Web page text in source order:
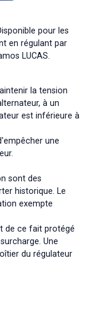
pour les
en régulant par
LUCAS.
la tension
à un
est inférieure à
une
sont des
historique. Le
exempte
de ce fait protégé
Une
du régulateur